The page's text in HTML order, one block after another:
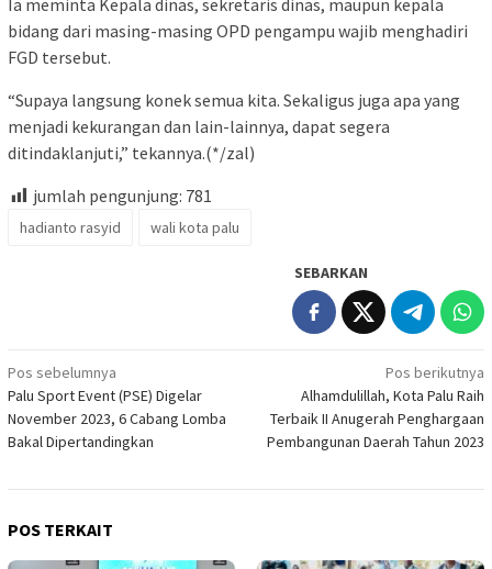
bidang dari masing-masing OPD pengampu wajib menghadiri
FGD tersebut.
“Supaya langsung konek semua kita. Sekaligus juga apa yang
menjadi kekurangan dan lain-lainnya, dapat segera
ditindaklanjuti,” tekannya.(*/zal)
jumlah pengunjung: 781
hadianto rasyid wali kota palu
SEBARKAN
Navigasi
pos
Pos sebelumnya
Palu Sport Event (PSE) Digelar
November 2023, 6 Cabang Lomba
Bakal Dipertandingkan
Pos berikutnya
Alhamdulillah, Kota Palu Raih
Terbaik II Anugerah Penghargaan
Pembangunan Daerah Tahun 2023
POS TERKAIT